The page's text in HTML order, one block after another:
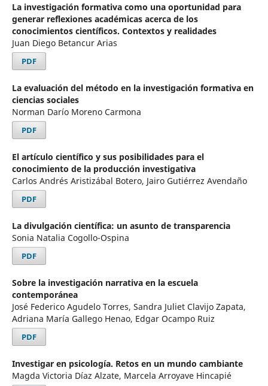
La investigación formativa como una oportunidad para
generar reflexiones académicas acerca de los
conocimientos científicos. Contextos y realidades
Juan Diego Betancur Arias
PDF
La evaluación del método en la investigación formativa en
ciencias sociales
Norman Darío Moreno Carmona
PDF
El artículo científico y sus posibilidades para el
conocimiento de la producción investigativa
Carlos Andrés Aristizábal Botero, Jairo Gutiérrez Avendaño
PDF
La divulgación científica: un asunto de transparencia
Sonia Natalia Cogollo-Ospina
PDF
Sobre la investigación narrativa en la escuela
contemporánea
José Federico Agudelo Torres, Sandra Juliet Clavijo Zapata,
Adriana María Gallego Henao, Edgar Ocampo Ruiz
PDF
Investigar en psicología. Retos en un mundo cambiante
Magda Victoria Díaz Alzate, Marcela Arroyave Hincapié